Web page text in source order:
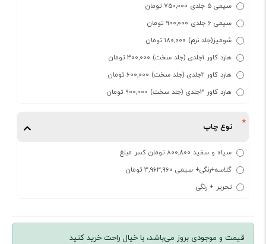
سیمی 5 جلدی 750,000 تومان
سیمی 6 جلدی 900,000 تومان
شومیز(جلد نرم) 180,000 تومان
هارد کاور 1جلدی (جلد سخت) 300,000 تومان
هارد کاور 2جلدی (جلد سخت) 600,000 تومان
هارد کاور 3جلدی (جلد سخت) 900,000 تومان
نوع چاپ
سیاه و سفید 800,800 تومان کسر مبلغ
گلاسه+رنگی+ سیمی 3,963,960 تومان
تحریر + رنگی
قیمت و موجودی بروز می‌باشد، با خیال راحت خرید کنید